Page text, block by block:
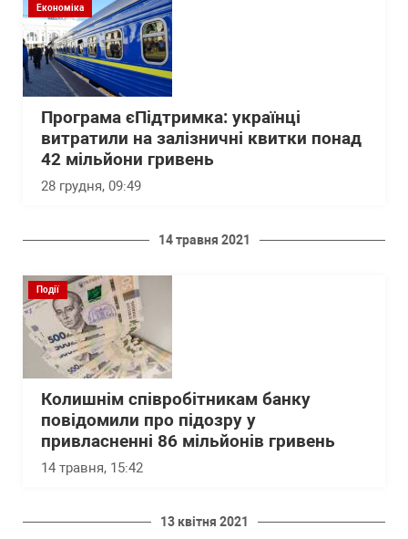
Економіка
Програма єПідтримка: українці
витратили на залізничні квитки понад
42 мільйони гривень
28 грудня, 09:49
14 травня 2021
Події
Колишнім співробітникам банку
повідомили про підозру у
привласненні 86 мільйонів гривень
14 травня, 15:42
13 квітня 2021